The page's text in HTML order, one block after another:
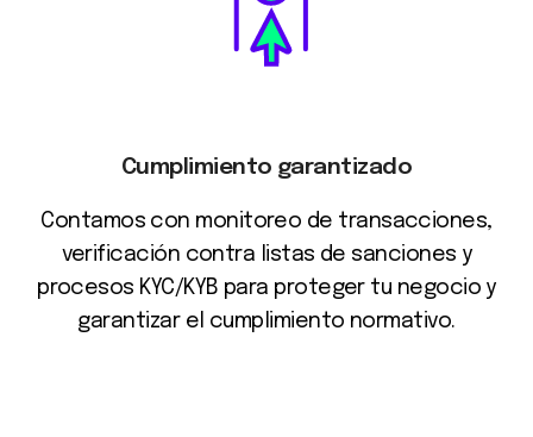
Cumplimiento garantizado
Contamos con monitoreo de transacciones,
verificación contra listas de sanciones y
procesos KYC/KYB para proteger tu negocio y
garantizar el cumplimiento normativo.